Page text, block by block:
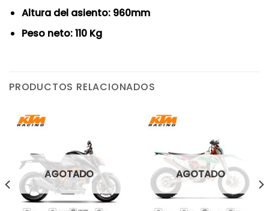
Altura del asiento: 960mm
Peso neto: 110 Kg
PRODUCTOS RELACIONADOS
AGOTADO AGOTADO